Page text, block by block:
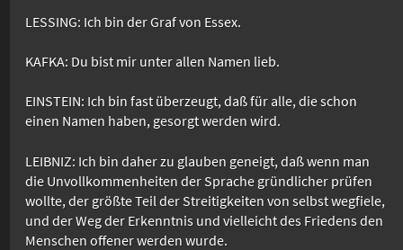
LESSING: Ich bin der Graf von Essex.
KAFKA: Du bist mir unter allen Namen lieb.
EINSTEIN: Ich bin fast überzeugt, daß für alle, die schon
einen Namen haben, gesorgt werden wird.
LEIBNIZ: Ich bin daher zu glauben geneigt, daß wenn man
die Unvollkommenheiten der Sprache gründlicher prüfen
wollte, der größte Teil der Streitigkeiten von selbst wegfiele,
und der Weg der Erkenntnis und vielleicht des Friedens den
Menschen offener werden wurde.